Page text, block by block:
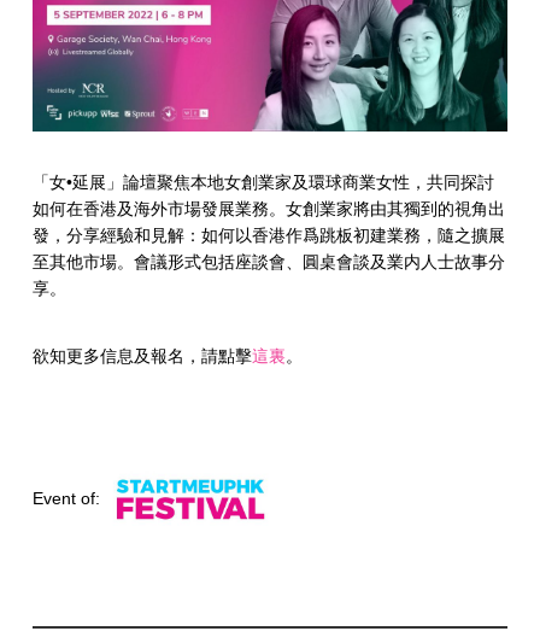
「女•延展」論壇聚焦本地女創業家及環球商業女性，共同探討
如何在香港及海外市場發展業務。女創業家將由其獨到的視角出
發，分享經驗和見解：如何以香港作爲跳板初建業務，隨之擴展
至其他市場。會議形式包括座談會、圓桌會談及業内人士故事分
享。
欲知更多信息及報名，請點擊這裏。
Event of: